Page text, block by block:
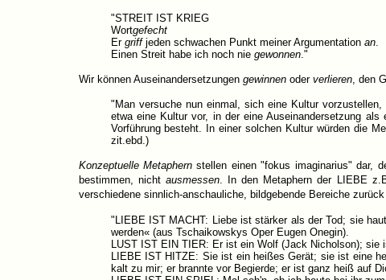
"STREIT IST KRIEG
Wortgefecht
Er griffjeden schwachen Punkt meiner Argumentation an.
Einen Streit habe ich noch nie gewonnen."
Wir können Auseinandersetzungen gewinnenoder verlieren, den
"Man versuche nun einmal, sich eine Kultur
etwa eine Kultur vor, in der eine Auseinandersetzung
Vorführung besteht. In einer solchen Kultur würden die
zit.ebd.)
Konzeptuelle Metaphernstellen einen "fokus imaginarius" dar,
bestimmen, nicht ausmessen. In den Metaphern der LIEBE
verschiedene sinnlich-anschauliche, bildgebende Bereiche
"LIEBE IST MACHT: Liebe ist stärker als der Tod; sie
werden« (aus Tschaikowskys Oper Eugen Onegin).
LUST IST EIN TIER: Er ist ein Wolf (Jack Nicholson);
LIEBE IST HITZE: Sie ist ein heißes Gerät; sie ist eine
kalt zu mir; er brannte vor Begierde; er ist ganz heiß auf